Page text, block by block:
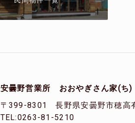
安曇野営業所 おおやぎさん家(ち)
〒399-8301 長野県安曇野市穂高
TEL:0263-81-5210